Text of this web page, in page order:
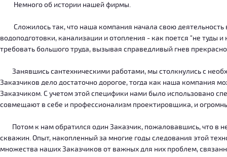
Немного об истории нашей фирмы.
Сложилось так, что наша компания начала свою деятельность
водоподготовки, канализации и отопления - как поется "не
требовать большого труда, вызывая справедливый гнев
Занявшись сантехническими работами, мы столкнулись с
Заказчиков дело достаточно дорогое, тогда как наша компания
Заказчиком. С учетом этой специфики нами было использовано
совмещают в себе и профессионализм проектировщика, и
Потом к нам обратился один Заказчик, пожаловавшись, что в
скважин. Опыт, накопленный за многие годы следования этой
множества наших Заказчиков от важных для них проблем,